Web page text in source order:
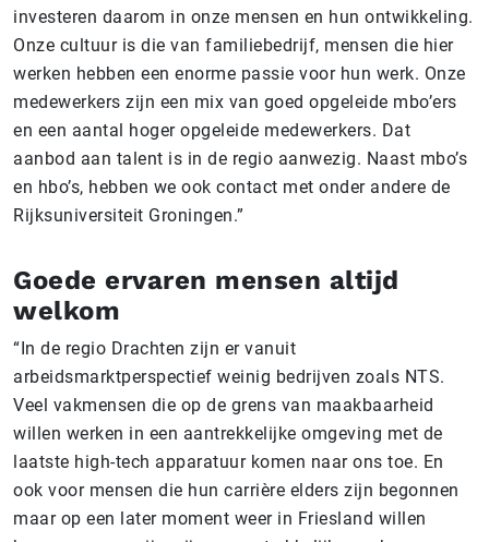
investeren daarom in onze mensen en hun ontwikkeling.
Onze cultuur is die van familiebedrijf, mensen die hier
werken hebben een enorme passie voor hun werk. Onze
medewerkers zijn een mix van goed opgeleide mbo’ers
en een aantal hoger opgeleide medewerkers. Dat
aanbod aan talent is in de regio aanwezig. Naast mbo’s
en hbo’s, hebben we ook contact met onder andere de
Rijksuniversiteit Groningen.”
Goede ervaren mensen altijd
welkom
“In de regio Drachten zijn er vanuit
arbeidsmarktperspectief weinig bedrijven zoals NTS.
Veel vakmensen die op de grens van maakbaarheid
willen werken in een aantrekkelijke omgeving met de
laatste high-tech apparatuur komen naar ons toe. En
ook voor mensen die hun carrière elders zijn begonnen
maar op een later moment weer in Friesland willen